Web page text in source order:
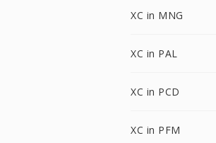
XC in MNG
XC in PAL
XC in PCD
XC in PFM